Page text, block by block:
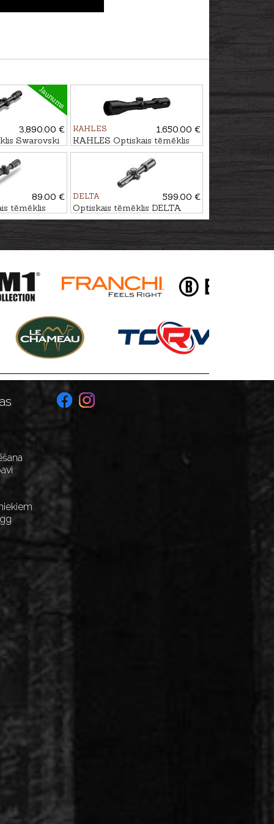
Jaunums
3,890.00 €
Swarovski
L 4A-I
KAHLES
1,650.00 €
KAHLES Optiskais tēmēklis
HELIA 1,6-8x42i #4-Dot
89.00 €
tēmēklis
IR
DELTA
599.00 €
Optiskais tēmēklis DELTA
Titanium HD 1-6x24 4A S